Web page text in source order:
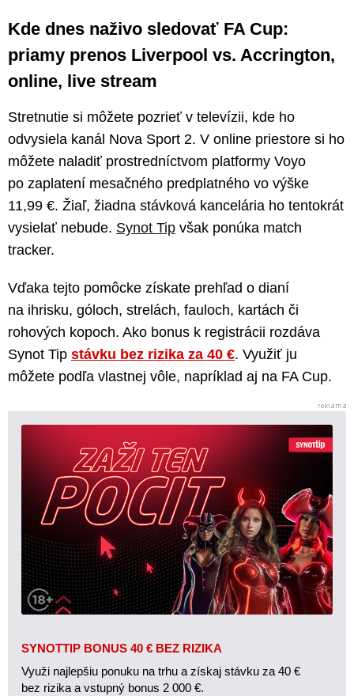
Kde dnes naživo sledovať FA Cup:
priamy prenos Liverpool vs. Accrington,
online, live stream
Stretnutie si môžete pozrieť v televízii, kde ho
odvysiela kanál Nova Sport 2. V online priestore si ho
môžete naladiť prostredníctvom platformy Voyo
po zaplatení mesačného predplatného vo výške
11,99 €. Žiaľ, žiadna stávková kancelária ho tentokrát
vysielať nebude. Synot Tip však ponúka match
tracker.
Vďaka tejto pomôcke získate prehľad o dianí
na ihrisku, góloch, strelách, fauloch, kartách či
rohových kopoch. Ako bonus k registrácii rozdáva
Synot Tip stávku bez rizika za 40 €. Využiť ju
môžete podľa vlastnej vôle, napríklad aj na FA Cup.
SYNOTTIP BONUS 40 € BEZ RIZIKA
Využi najlepšiu ponuku na trhu a získaj stávku za 40 €
bez rizika a vstupný bonus 2 000 €.